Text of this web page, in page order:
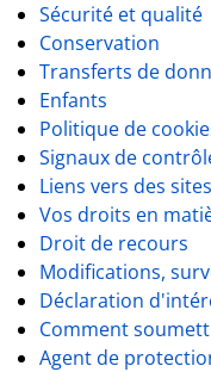
Sécurité et qualité
Conservation
Transferts de
Enfants
Politique de
Signaux de
Liens vers des
Vos droits en
Droit de recours
Modifications,
Déclaration
Comment
Agent de